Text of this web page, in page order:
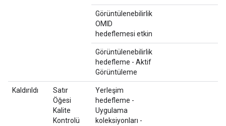
Görüntülenebilirlik
OMID
hedeflemesi etkin
Görüntülenebilirlik
hedefleme - Aktif
Görüntüleme
Kaldırıldı
Satır
Öğesi
Kalite
Kontrolü
Yerleşim
hedefleme -
Uygulama
koleksiyonları -